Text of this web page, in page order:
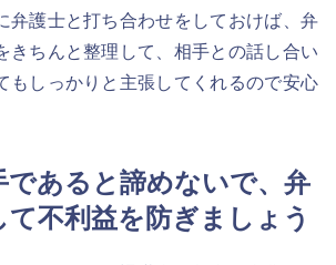
弁護士と打ち合わせをしておけば、弁
きちんと整理して、相手との話し合い
もしっかりと主張してくれるので安心
であると諦めないで、弁
て不利益を防ぎましょう